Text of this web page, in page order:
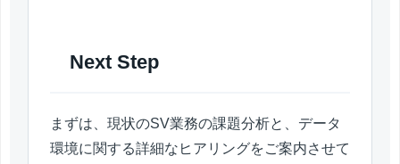
Next Step
まずは、現状のSV業務の課題分析と、データ
環境に関する詳細なヒアリングをご案内させて